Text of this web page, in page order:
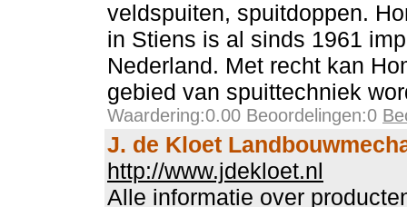
veldspuiten, spuitdoppen.
in Stiens is al sinds 1961
Nederland. Met recht kan
gebied van spuittechniek
Waardering:0.00 Beoordelingen:0
J. de Kloet
http://www.jdekloet.nl
Alle informatie over